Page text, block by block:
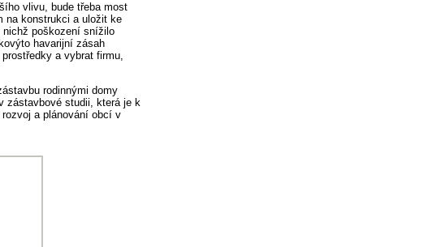
vlivu, bude třeba most
na konstrukci a uložit ke
nichž poškození snížilo
havarijní zásah
a vybrat firmu,
rodinnými domy
zástavbové studii, která je k
a plánování obcí v